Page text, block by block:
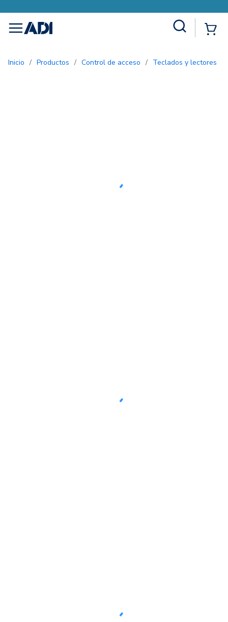
menu
Inicio / Productos / Control de acceso / Teclados y lectores